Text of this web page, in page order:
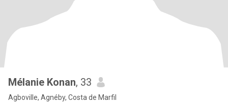
Mélanie Konan, 33
Agboville, Agnéby, Costa de Marfil